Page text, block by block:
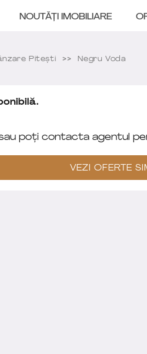
NOUTĂȚI IMOBILIARE
Pitești Negru Voda
poți contacta agentul
VEZI OFERTE